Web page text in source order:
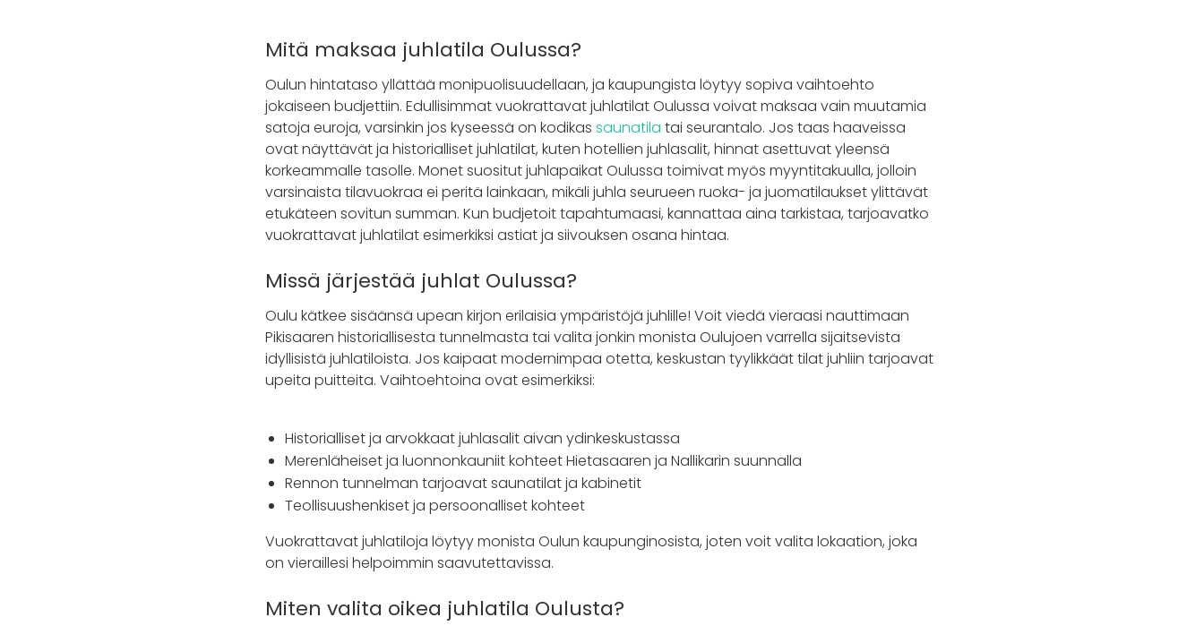
Mitä maksaa juhlatila Oulussa?
Oulun hintataso yllättää monipuolisuudellaan, ja kaupungista löytyy sopiva vaihtoehto
jokaiseen budjettiin. Edullisimmat vuokrattavat juhlatilat Oulussa voivat maksaa vain muutamia
satoja euroja, varsinkin jos kyseessä on kodikas saunatila tai seurantalo. Jos taas haaveissa
ovat näyttävät ja historialliset juhlatilat, kuten hotellien juhlasalit, hinnat asettuvat yleensä
korkeammalle tasolle. Monet suositut juhlapaikat Oulussa toimivat myös myyntitakuulla, jolloin
varsinaista tilavuokraa ei peritä lainkaan, mikäli juhla seurueen ruoka- ja juomatilaukset ylittävät
etukäteen sovitun summan. Kun budjetoit tapahtumaasi, kannattaa aina tarkistaa, tarjoavatko
vuokrattavat juhlatilat esimerkiksi astiat ja siivouksen osana hintaa.
Missä järjestää juhlat Oulussa?
Oulu kätkee sisäänsä upean kirjon erilaisia ympäristöjä juhlille! Voit viedä vieraasi nauttimaan
Pikisaaren historiallisesta tunnelmasta tai valita jonkin monista Oulujoen varrella sijaitsevista
idyllisistä juhlatiloista. Jos kaipaat modernimpaa otetta, keskustan tyylikkäät tilat juhliin tarjoavat
upeita puitteita. Vaihtoehtoina ovat esimerkiksi:
Historialliset ja arvokkaat juhlasalit aivan ydinkeskustassa
Merenläheiset ja luonnonkauniit kohteet Hietasaaren ja Nallikarin suunnalla
Rennon tunnelman tarjoavat saunatilat ja kabinetit
Teollisuushenkiset ja persoonalliset kohteet
Vuokrattavat juhlatiloja löytyy monista Oulun kaupunginosista, joten voit valita lokaation, joka
on vieraillesi helpoimmin saavutettavissa.
Miten valita oikea juhlatila Oulusta?